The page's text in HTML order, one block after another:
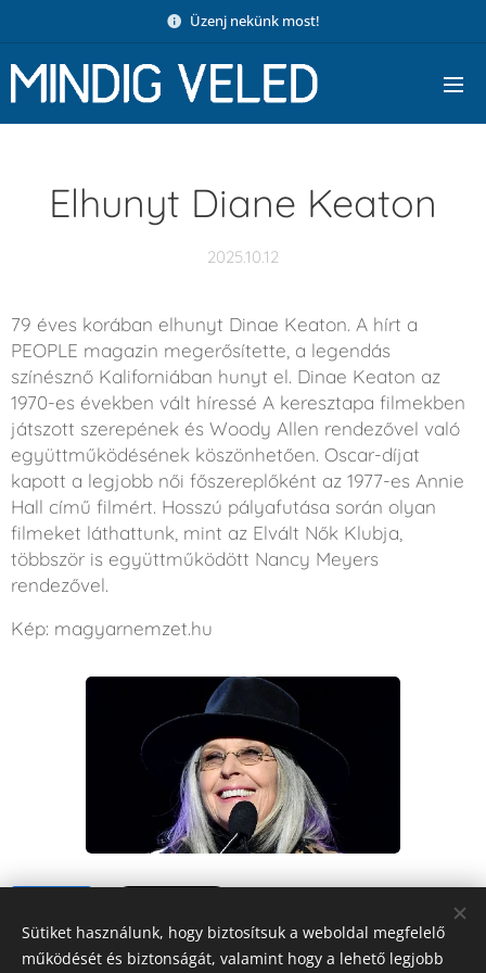
Üzenj nekünk most!
Elhunyt Diane Keaton
2025.10.12
79 éves korában elhunyt Dinae Keaton. A hírt a
PEOPLE magazin megerősítette, a legendás
színésznő Kaliforniában hunyt el. Dinae Keaton az
1970-es években vált híressé A keresztapa filmekben
játszott szerepének és Woody Allen rendezővel való
együttműködésének köszönhetően. Oscar-díjat
kapott a legjobb női főszereplőként az 1977-es Annie
Hall című filmért. Hosszú pályafutása során olyan
filmeket láthattunk, mint az Elvált Nők Klubja,
többször is együttműködött Nancy Meyers
rendezővel.
Kép: magyarnemzet.hu
Sütiket használunk, hogy biztosítsuk a weboldal megfelelő
működését és biztonságát, valamint hogy a lehető legjobb